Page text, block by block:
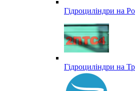
Гідроциліндри на
Гідроциліндри на